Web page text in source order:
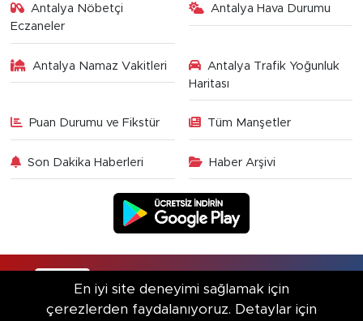
Antalya Nöbetçi
Eczaneler
Antalya Hava Durumu
Antalya Namaz Vakitleri
Antalya Trafik Yoğunluk
Haritası
Puan Durumu ve Fikstür Tüm Manşetler
Son Dakika Haberleri Haber Arşivi
RSS Copyright © 2025. Her hakkı saklıdır.
En iyi site deneyimi sağlamak için
çerezlerden faydalanıyoruz. Detaylar için